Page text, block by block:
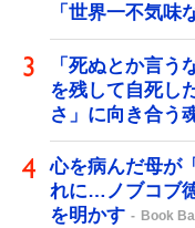
「世界一不気味
「死ぬとか言
を残して自死し
さ」に向き合う
心を病んだ母が
れに…ノブコブ
を明かす
Book